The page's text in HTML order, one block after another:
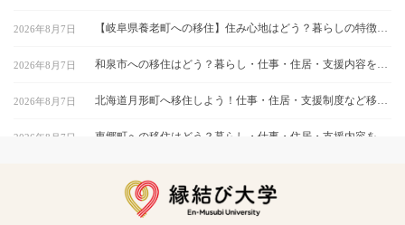
2026年8月7日 【岐阜県養老町への移住】住み心地はどう？暮らしの特徴・仕事・支援情報
2026年8月7日 和泉市への移住はどう？暮らし・仕事・住居・支援内容を解説
2026年8月7日 北海道月形町へ移住しよう！仕事・住居・支援制度など移住に役立つ情報まとめ
2026年8月7日